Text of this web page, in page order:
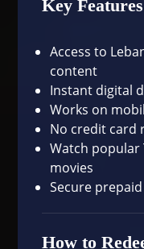
Key Features
Access to
content
Instant digital
Works on
No credit card
Watch popular
movies
Secure
How to